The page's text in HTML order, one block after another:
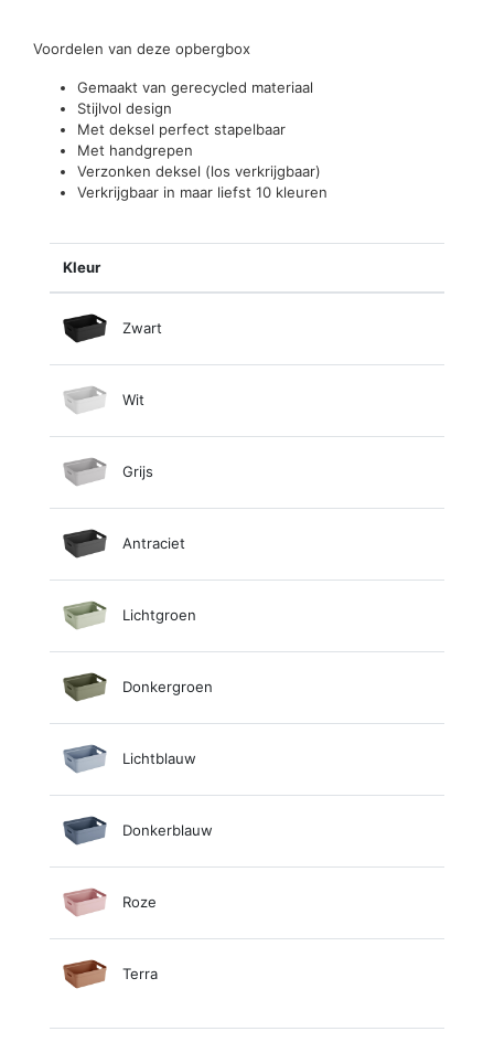
Voordelen van deze opbergbox
Gemaakt van gerecycled materiaal
Stijlvol design
Met deksel perfect stapelbaar
Met handgrepen
Verzonken deksel (los verkrijgbaar)
Verkrijgbaar in maar liefst 10 kleuren
Kleur
Zwart
Wit
Grijs
Antraciet
Lichtgroen
Donkergroen
Lichtblauw
Donkerblauw
Roze
Terra